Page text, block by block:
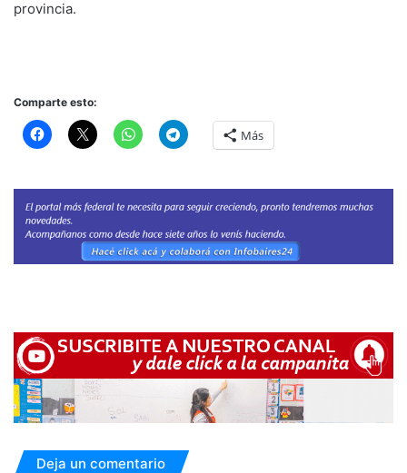
provincia.
Comparte esto:
Más
Deja un comentario